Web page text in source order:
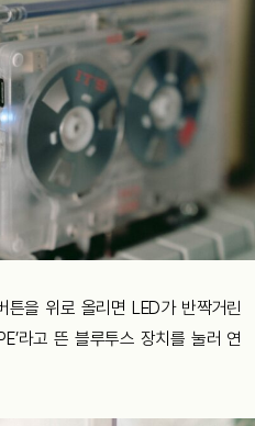
을 위로 올리면 LED가 반짝거린
라고 뜬 블루투스 장치를 눌러 연